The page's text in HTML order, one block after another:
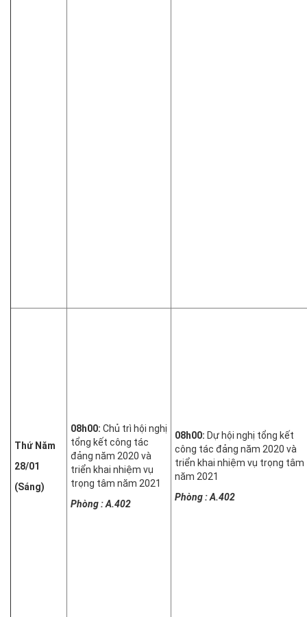
Thứ Năm
28/01
(Sáng)
08h00: Chủ trì hội nghị
tổng kết công tác
đảng năm 2020 và
triển khai nhiệm vụ
trọng tâm năm 2021
Phòng : A.402
08h00: Dự hội nghị tổng kết
công tác đảng năm 2020 và
triển khai nhiệm vụ trọng tâm
năm 2021
Phòng : A.402